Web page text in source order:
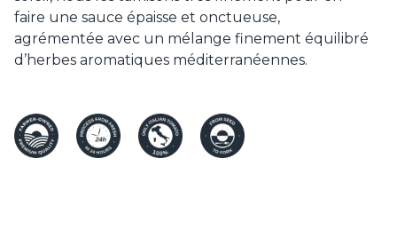
faire une sauce épaisse et onctueuse,
agrémentée avec un mélange finement équilibré
d’herbes aromatiques méditerranéennes.